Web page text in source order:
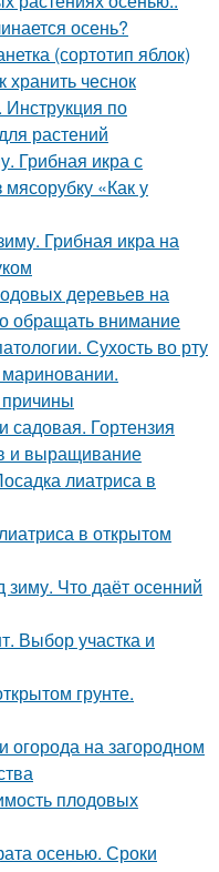
осень?
(сортотип яблок)
хранить чеснок
Инструкция по
растений
Грибная икра с
«Как у
Грибная икра на
деревьев на
обращать внимание
Сухость во рту
садовая. Гортензия
и выращивание
лиатриса в
в открытом
зиму. Что даёт осенний
Выбор участка и
грунте.
на загородном
плодовых
осенью. Сроки